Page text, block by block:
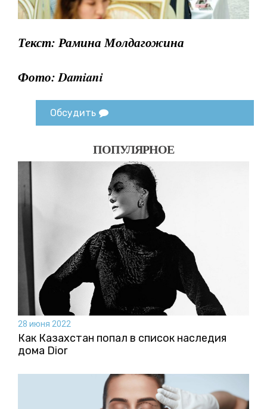
Текст: Рамина Молдагожина
Фото: Damiani
Обсудить
ПОПУЛЯРНОЕ
28 июня 2022
Как Казахстан попал в список наследия
дома Dior